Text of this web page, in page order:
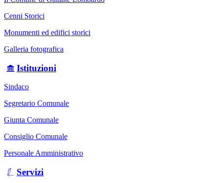
Cenni Storici
Monumenti ed edifici storici
Galleria fotografica
Istituzioni
Sindaco
Segretario Comunale
Giunta Comunale
Consiglio Comunale
Personale Amministrativo
Servizi